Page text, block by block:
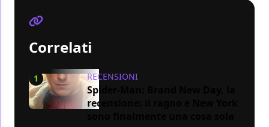
Correlati
1 RECENSIONI
Spider-Man: Brand New Day, la
recensione: il ragno e New York